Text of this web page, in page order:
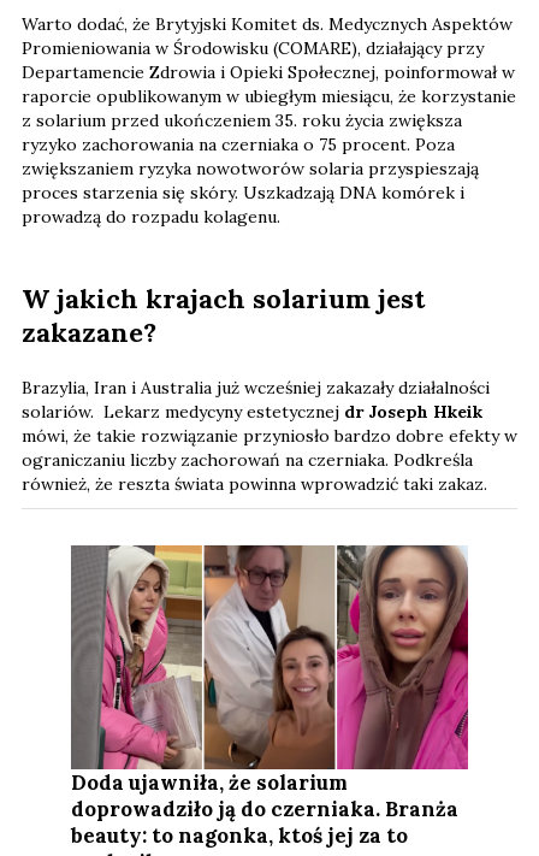
Warto dodać, że Brytyjski Komitet ds. Medycznych Aspektów
Promieniowania w Środowisku (COMARE), działający przy
Departamencie Zdrowia i Opieki Społecznej, poinformował w
raporcie opublikowanym w ubiegłym miesiącu, że korzystanie
z solarium przed ukończeniem 35. roku życia zwiększa
ryzyko zachorowania na czerniaka o 75 procent. Poza
zwiększaniem ryzyka nowotworów solaria przyspieszają
proces starzenia się skóry. Uszkadzają DNA komórek i
prowadzą do rozpadu kolagenu.
W jakich krajach solarium jest
zakazane?
Brazylia, Iran i Australia już wcześniej zakazały działalności
solariów. Lekarz medycyny estetycznej dr Joseph Hkeik
mówi, że takie rozwiązanie przyniosło bardzo dobre efekty w
ograniczaniu liczby zachorowań na czerniaka. Podkreśla
również, że reszta świata powinna wprowadzić taki zakaz.
Doda ujawniła, że solarium
doprowadziło ją do czerniaka. Branża
beauty: to nagonka, ktoś jej za to